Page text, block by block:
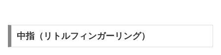
中指（リトルフィンガーリング）